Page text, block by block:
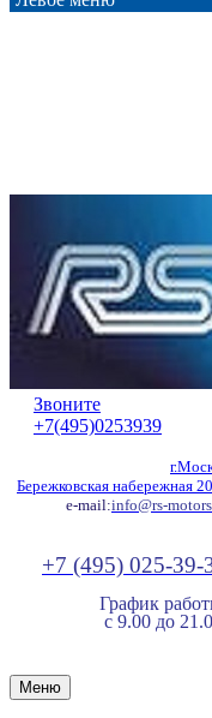
Звоните
+7(495)0253939
Бережковская набережная
e-mail:info@rs-
+7 (495) 025-39-
График
с 9.00 до
Меню